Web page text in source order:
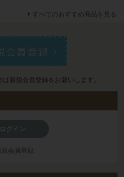
すべてのおすすめ商品を見る
新規会員登録をお願いします。
規会員登録